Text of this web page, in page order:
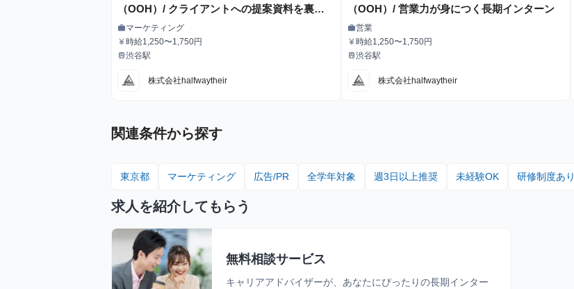
（OOH）/ クライアントへの提案資料を裏側
から支えるインターン！
職種
workマーケティング
給与
currency_yen時給1,250〜1,750円
最寄駅
train渋谷駅
株式会社halfwaytheir
（OOH）/ 営業力が身につく長期インターン
職種
work営業
給与
currency_yen時給1,250〜1,750円
最寄駅
train渋谷駅
株式会社halfwaytheir
関連条件から探す
東京都 マーケティング 広告/PR 全学年対象 週3日以上推奨 未経験OK 研修制度あり
求人を紹介してもらう
無料相談サービス
キャリアアドバイザーが、あなたにぴったりの長期インター